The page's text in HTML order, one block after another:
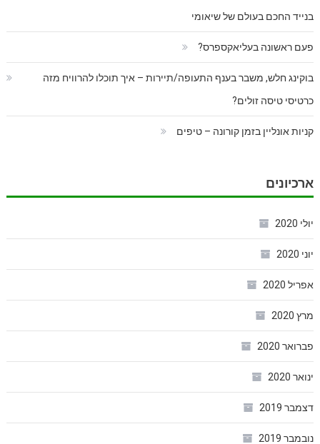
בנייד החכם בעולם של שיאומי
פעם ראשונה בעליאקספרס?
בוקינג חלש, משבר בענף התעופה/תיירות – איך תוכלו להרוויח מזה
כרטיסי טיסה זולים?
קניות אונליין בזמן קורונה – טיפים
ארכיונים
יולי 2020
יוני 2020
אפריל 2020
מרץ 2020
פברואר 2020
ינואר 2020
דצמבר 2019
נובמבר 2019